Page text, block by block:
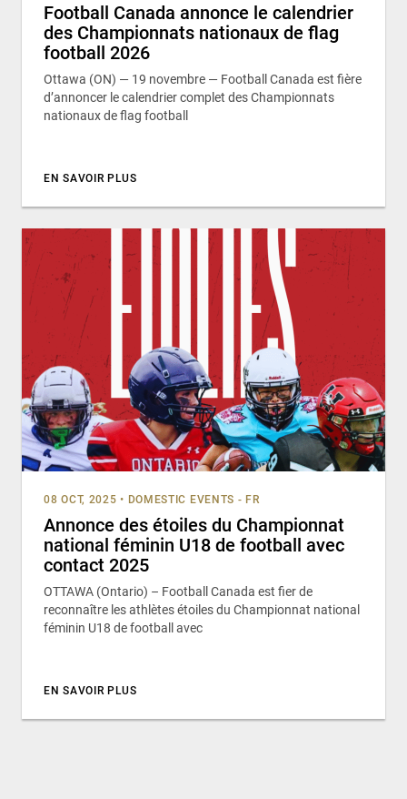
Football Canada annonce le calendrier
des Championnats nationaux de flag
football 2026
Ottawa (ON) — 19 novembre — Football Canada est fière
d’annoncer le calendrier complet des Championnats
nationaux de flag football
EN SAVOIR PLUS
08 OCT, 2025 • DOMESTIC EVENTS - FR
Annonce des étoiles du Championnat
national féminin U18 de football avec
contact 2025
OTTAWA (Ontario) – Football Canada est fier de
reconnaître les athlètes étoiles du Championnat national
féminin U18 de football avec
EN SAVOIR PLUS